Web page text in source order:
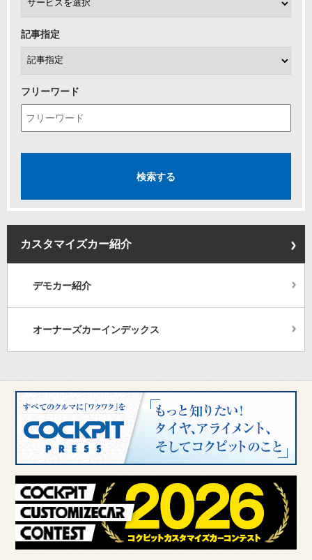
記事指定
フリーワード
カスタマイズカー紹介
デモカー紹介
オーナーズカーインデックス